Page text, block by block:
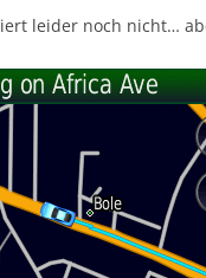
leider noch nicht…